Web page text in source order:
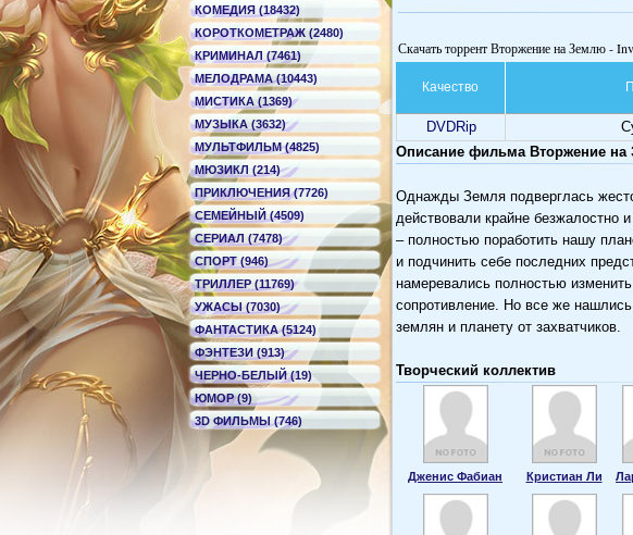
КОМЕДИЯ (18432)
КОРОТКОМЕТРАЖ (2480)
КРИМИНАЛ (7461)
МЕЛОДРАМА (10443)
МИСТИКА (1369)
МУЗЫКА (3632)
МУЛЬТФИЛЬМ (4825)
МЮЗИКЛ (214)
ПРИКЛЮЧЕНИЯ (7726)
СЕМЕЙНЫЙ (4509)
СЕРИАЛ (7478)
СПОРТ (946)
ТРИЛЛЕР (11769)
УЖАСЫ (7030)
ФАНТАСТИКА (5124)
ФЭНТЕЗИ (913)
ЧЕРНО-БЕЛЫЙ (19)
ЮМОР (9)
3D ФИЛЬМЫ (746)
Скачать торрент Вторжение на Землю -
Качество
DVDRip
Описание фильма Вторжение на
Однажды Земля подверглась
действовали крайне безжалостно
– полностью поработить нашу
и подчинить себе последних
намеревались полностью
сопротивление. Но все же
землян и планету от захватчиков.
Творческий коллектив
Дженис Фабиан Кристиан Ли